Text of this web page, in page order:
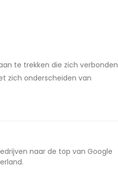
te trekken die zich verbonden
zich onderscheiden van
naar de top van Google